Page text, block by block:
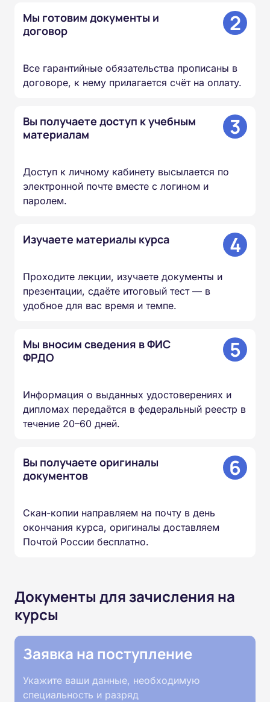
Мы готовим документы и
договор
2
Все гарантийные обязательства прописаны в
договоре, к нему прилагается счёт на оплату.
Вы получаете доступ к учебным
материалам
3
Доступ к личному кабинету высылается по
электронной почте вместе с логином и
паролем.
Изучаете материалы курса 4
Проходите лекции, изучаете документы и
презентации, сдаёте итоговый тест — в
удобное для вас время и темпе.
Мы вносим сведения в ФИС
ФРДО
5
Информация о выданных удостоверениях и
дипломах передаётся в федеральный реестр в
течение 20–60 дней.
Вы получаете оригиналы
документов
6
Скан-копии направляем на почту в день
окончания курса, оригиналы доставляем
Почтой России бесплатно.
Документы для зачисления на
курсы
Заявка на поступление
Укажите ваши данные, необходимую
специальность и разряд